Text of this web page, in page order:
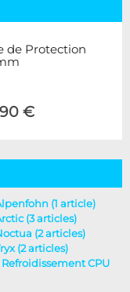
de Protection
€
(1 article)
(3 articles)
(2 articles)
(2 articles)
CPU